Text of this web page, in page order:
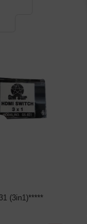
(3in1)*****